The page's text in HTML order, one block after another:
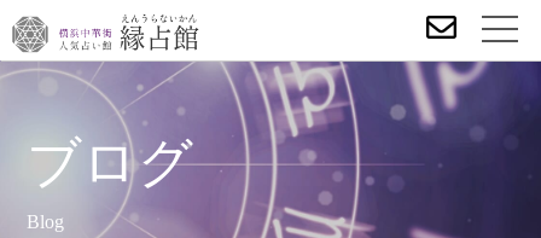
ブログ
Blog